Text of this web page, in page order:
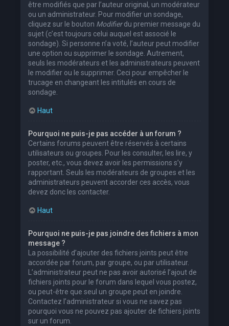
être modifiés que par l’auteur original, un modérateur
ou un administrateur. Pour modifier un sondage,
cliquez sur le bouton Modifierdu premier message du
sujet (c’est toujours celui auquel est associé le
sondage). Si personne n’a voté, l’auteur peut modifier
une option ou supprimer le sondage. Autrement,
seuls les modérateurs et les administrateurs peuvent
le modifier ou le supprimer. Ceci pour empêcher le
trucage en changeant les intitulés en cours de
sondage.
Haut
Pourquoi ne puis-je pas accéder à un forum ?
Certains forums peuvent être réservés à certains
utilisateurs ou groupes. Pour les consulter, les lire, y
poster, etc., vous devez avoir les permissions s’y
rapportant. Seuls les modérateurs de groupes et les
administrateurs peuvent accorder ces accès, vous
devez donc les contacter.
Haut
Pourquoi ne puis-je pas joindre des fichiers à mon
message ?
La possibilité d’ajouter des fichiers joints peut être
accordée par forum, par groupe, ou par utilisateur.
L’administrateur peut ne pas avoir autorisé l’ajout de
fichiers joints pour le forum dans lequel vous postez,
ou peut-être que seul un groupe peut en joindre.
Contactez l’administrateur si vous ne savez pas
pourquoi vous ne pouvez pas ajouter de fichiers joints
sur un forum.